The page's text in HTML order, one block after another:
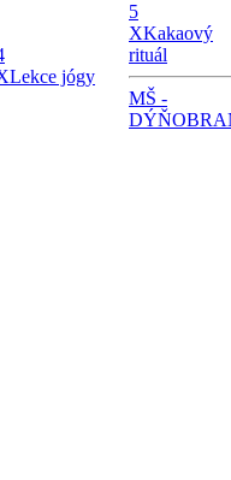
Lekce jógy
5
XKakaový
rituál
MŠ -